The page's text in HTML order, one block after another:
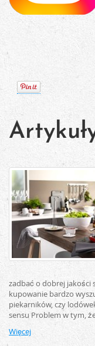
zadbać o dobrej jakości
kupowanie bardzo
piekarników, czy
sensu Problem w tym,
Więcej